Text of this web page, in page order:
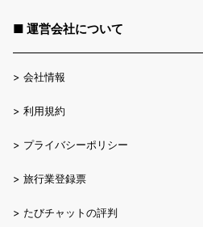
■ 運営会社について
> 会社情報
> 利用規約
> プライバシーポリシー
> 旅行業登録票
> たびチャットの評判